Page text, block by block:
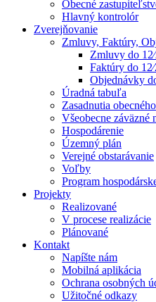
Obecné
Hlavný kontrolór
Zverejňovanie
Zmluvy, Faktúry,
Zmluvy do
Faktúry do
Objednávky
Úradná tabuľa
Zasadnutia
Všeobecne záväzné
Hospodárenie
Územný plán
Verejné obstarávanie
Voľby
Program
Projekty
Realizované
V procese realizácie
Plánované
Kontakt
Napíšte nám
Mobilná aplikácia
Ochrana osobných
Užitočné odkazy